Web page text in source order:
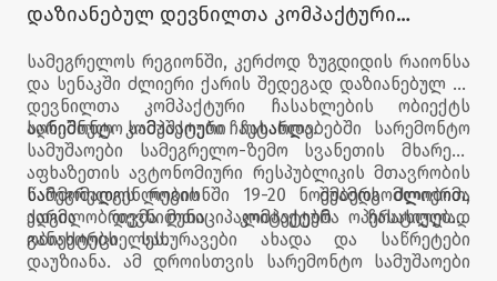
დაზიანებულ დევნილთა კომპაქტური
სამუშაოები ჩაუტარდა
სამეგრელოს რეგიონში, კერძოდ ზუგდიდის რაიონსა
და სენაკში ძლიერი ქარის შედეგად დაზიანებულ 22
დევნილთა კომპაქტური ჩასახლების ობიექტს
სარემონტო სამუშაოები ჩაუტარდა.
აღნიშნულ კომპაქტური ჩასახლებებში სარემონტო
სამუშაოები სამეგრელო-ზემო სვანეთის მხარეში
აფხაზეთის ავტონომიური რესპუბლიკის მთავრობის
წარმომადგენლობის შუამდგომლობით,
ადგილობრივმა მუნიციპალიტეტებმა ოპერატიულად
განახორციელეს.
სამეგრელოს რეგიონში 19-20 ნოემბერს ძლიერმა
ქარმა დევნილთა კომპაქტურ ჩასახლების
ობიექტებს სახურავები ახადა და საწრეტები
დაუზიანა. ამ დროისთვის სარემონტო სამუშაოები